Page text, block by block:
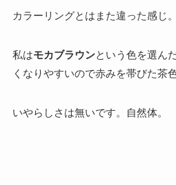
カラーリングとはまた違った感じ。
私はモカブラウンという色を選ん
くなりやすいので赤みを帯びた茶
いやらしさは無いです。自然体。